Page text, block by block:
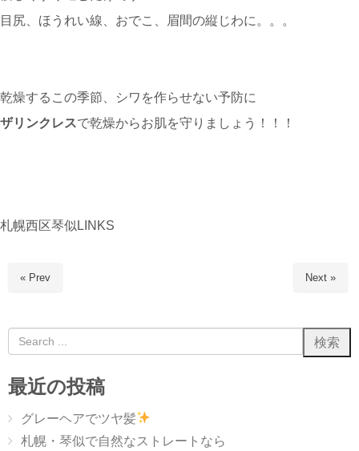
目尻、ほうれい線、おでこ、眉間の縦じわに。。。
乾燥するこの季節、シワを作らせない予防に
ザリンクレスで乾燥からお肌を守りましょう！！！
札幌西区琴似LINKS
« Prev Next »
最近の投稿
グレーヘアでツヤ髪
札幌・琴似で自然なストレートなら